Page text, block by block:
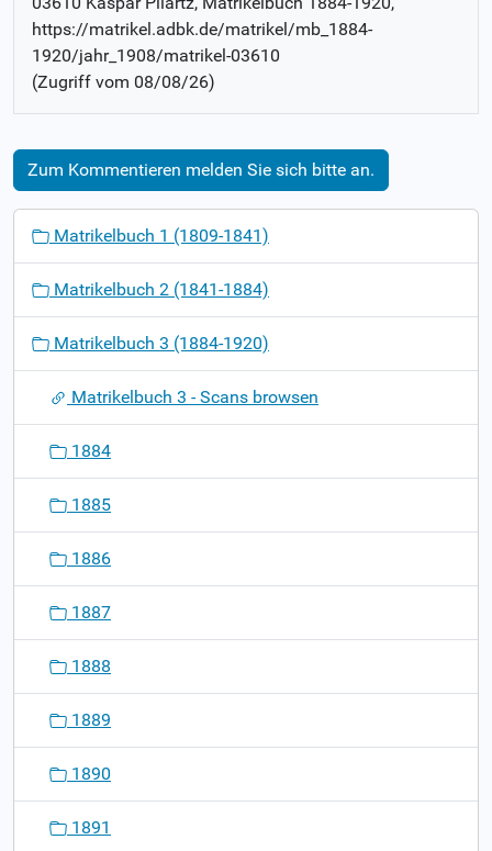
https://matrikel.adbk.de/matrikel/mb_1884-
1920/jahr_1908/matrikel-03610
(Zugriff vom 08/08/26)
Zum Kommentieren melden Sie sich bitte an.
o
Matrikelbuch 1 (1809-1841)
Matrikelbuch 2 (1841-1884)
Matrikelbuch 3 (1884-1920)
Matrikelbuch 3 - Scans browsen
1884
1885
1886
1887
1888
1889
1890
1891